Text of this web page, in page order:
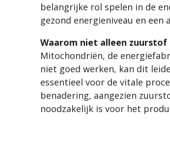
belangrijke rol spelen in de
gezond energieniveau en
Waarom niet alleen
Mitochondriën, de
niet goed werken, kan dit
essentieel voor de vitale
benadering, aangezien
noodzakelijk is voor het